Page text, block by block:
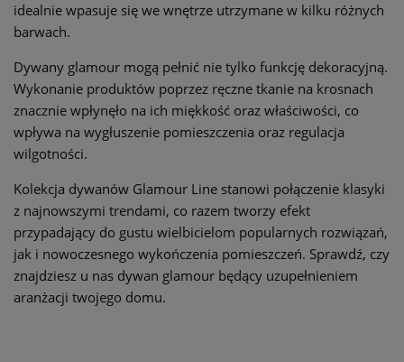
idealnie wpasuje się we wnętrze utrzymane w kilku różnych
barwach.
Dywany glamour mogą pełnić nie tylko funkcję dekoracyjną.
Wykonanie produktów poprzez ręczne tkanie na krosnach
znacznie wpłynęło na ich miękkość oraz właściwości, co
wpływa na wygłuszenie pomieszczenia oraz regulacja
wilgotności.
Kolekcja dywanów Glamour Line stanowi połączenie klasyki
z najnowszymi trendami, co razem tworzy efekt
przypadający do gustu wielbicielom popularnych rozwiązań,
jak i nowoczesnego wykończenia pomieszczeń. Sprawdź, czy
znajdziesz u nas dywan glamour będący uzupełnieniem
aranżacji twojego domu.